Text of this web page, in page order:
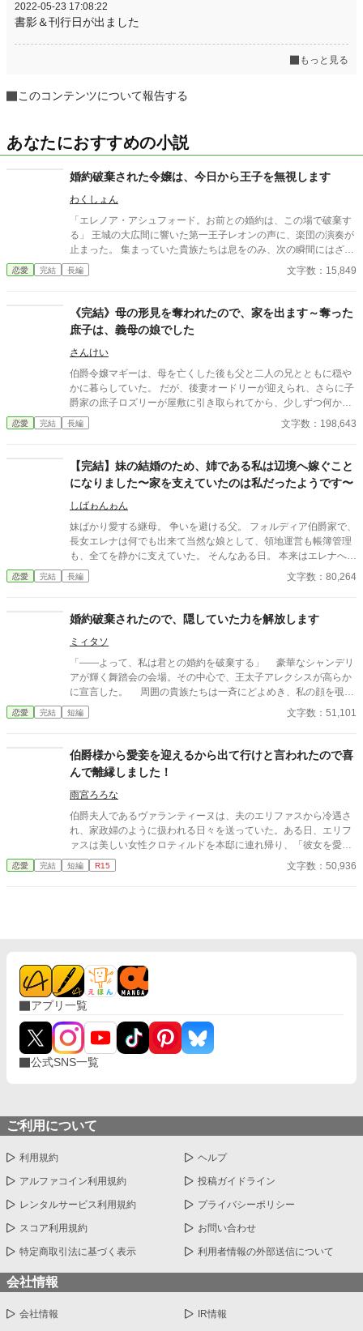
2022-05-23 17:08:22
書影＆刊行日が出ました
もっと見る
このコンテンツについて報告する
あなたにおすすめの小説
婚約破棄された令嬢は、今日から王子を無視します
わくしょん
「エレノア・アシュフォード。お前との婚約は、この場で破棄す
る」 王城の大広間に響いた第一王子レオンの声に、楽団の演奏が
止まった。 集まっていた貴族たちは息をのみ、次の瞬間にはざわ
めきが広がる。 エレノアはゆっくりと顔を上げた。 目の前では、
王子が腰に手を回した美しい令嬢――侯爵令嬢セシリアが勝ち誇
恋愛 完結 長編 文字数：15,849
《完結》母の形見を奪われたので、家を出ます～奪った
庶子は、義母の娘でした
さんけい
伯爵令嬢マギーは、母を亡くした後も父と二人の兄とともに穏や
かに暮らしていた。 だが、後妻オードリーが迎えられ、さらに子
爵家の庶子ロズリーが屋敷に引き取られてから、少しずつ何かが
変わっていく。 「ロズリーは可哀想なのだから」 「マギーには、
ほかにもあるのだから」 そう言われるたび、マギーの場所は屋敷
ズリーを庇うばかり。 このままでは家族を憎んでしまう。 そう思
ったマギーは、王都の大学にいる次兄サミュエルを頼って屋敷を
出る。 が、王都でサミュエルとその友人ルーカスの助けを借りて
調べ始めると、ロズリーが伯爵家へ来た理由も、子爵家を襲った
事故も、ただの偶然ではなかったことが見えてくる。 ロズリーは
本当に何も知らなかったのか。 オードリーはなぜ、娘を伯爵家へ
入れようとしたのか。 そして、マギーから奪われたものは、本当
に「少し譲れば済むもの」だったのか。 奪われた居場所と母の形
見を取り戻すため、マギーはもう一度、自分の言葉で向き合うこ
者が取捨選択・加筆修正して制作した作品です。 賞・出版申請
を目的とした作品ではありません。
恋愛 完結 長編 文字数：198,643
【完結】妹の結婚のため、姉である私は辺境へ嫁ぐこと
になりました〜家を支えていたのは私だったようです〜
しばゎんゎん
妹ばかり愛する継母。 争いを避ける父。 フォルディア伯爵家で、
長女エレナは何でも出来て当然な娘として、領地運営も帳簿管理
も、全てを静かに支えていた。 そんなある日。 本来はエレナへの
縁談だった侯爵家との婚約は、妹へ譲られることになる。 代わり
に与えられたのは、田舎と噂される辺境伯家への嫁入り。 けれ
は、エレナの価値を正しく見抜いていた。 これは、便利な娘とし
て扱われていた令嬢が、初めてあなたが必要だと言われるまでの
物語。
恋愛 完結 長編 文字数：80,264
婚約破棄されたので、隠していた力を解放します
ミィタソ
「――よって、私は君との婚約を破棄する」 豪華なシャンデリ
アが輝く舞踏会の会場。その中心で、王太子アレクシスが高らか
に宣言した。 周囲の貴族たちは一斉にどよめき、私の顔を覗き
込んでくる。興味津々な顔、驚きを隠せない顔、そして――あか
らさまに嘲笑する顔。 私は、この状況をただ静かに見つめてい
するくらいだ。 婚約破棄、大いに結構。 慰謝料でも請求して
やりますか。 私には隠された力がある。 これからは自由に生
きるとしよう。
恋愛 完結 短編 文字数：51,101
伯爵様から愛妾を迎えるから出て行けと言われたので喜
んで離縁しました！
雨宮ろろな
伯爵夫人であるヴァランティーヌは、夫のエリファスから冷遇さ
れ、家政婦のように扱われる日々を送っていた。ある日、エリフ
ァスは美しい女性クロティルドを本邸に連れ帰り、「彼女を愛妾
にする。お前との婚姻は終わりだ」と冷酷に離縁を言い渡す。ヴ
ァランティーヌは引き留めることもせず、静かにそれを受け入れ
悔に苛まれたエリファスは彼女を連れ戻そうとするが、そこには
驚くべき真実と、完璧なまでの「ざまぁ」が待ち受けていた。
恋愛 完結 短編 R15 文字数：50,936
アプリ一覧
公式SNS一覧
ご利用について
利用規約 ヘルプ
アルファコイン利用規約 投稿ガイドライン
レンタルサービス利用規約 プライバシーポリシー
スコア利用規約 お問い合わせ
特定商取引法に基づく表示 利用者情報の外部送信について
会社情報
会社情報 IR情報